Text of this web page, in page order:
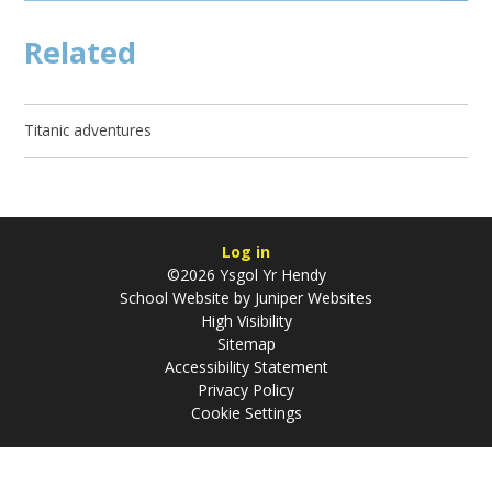
Related
Titanic adventures
Log in
©2026 Ysgol Yr Hendy
School Website by Juniper Websites
High Visibility
Sitemap
Accessibility Statement
Privacy Policy
Cookie Settings